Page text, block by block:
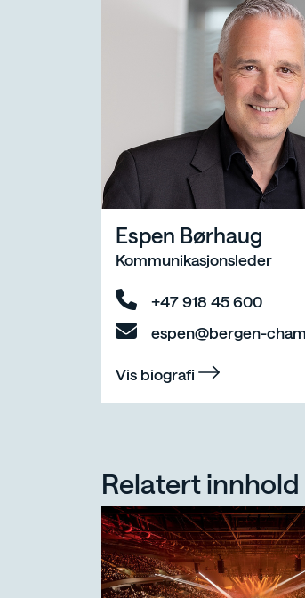
Espen Børhaug
Kommunikasjonsleder
+47 918 45 600
espen@bergen-
Vis biografi
Relatert innhold